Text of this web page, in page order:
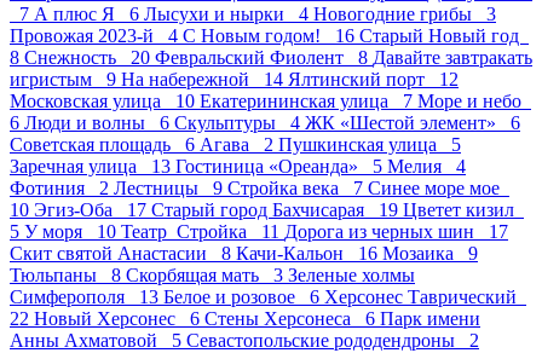
7 А плюс Я 6 Лысухи и нырки 4 Новогодние грибы 3
Провожая 2023-й 4 С Новым годом! 16 Старый Новый год
8 Снежность 20 Февральский Фиолент 8 Давайте завтракать
игристым 9 На набережной 14 Ялтинский порт 12
Московская улица 10 Екатерининская улица 7 Море и небо
6 Люди и волны 6 Скульптуры 4 ЖК «Шестой элемент» 6
Советская площадь 6 Агава 2 Пушкинская улица 5
Заречная улица 13 Гостиница «Ореанда» 5 Мелия 4
Фотиния 2 Лестницы 9 Стройка века 7 Синее море мое
10 Эгиз-Оба 17 Старый город Бахчисарая 19 Цветет кизил
5 У моря 10 Театр_Стройка 11 Дорога из черных шин 17
Скит святой Анастасии 8 Качи-Кальон 16 Мозаика 9
Тюльпаны 8 Скорбящая мать 3 Зеленые холмы
Симферополя 13 Белое и розовое 6 Херсонес Таврический
22 Новый Херсонес 6 Стены Херсонеса 6 Парк имени
Анны Ахматовой 5 Севастопольские рододендроны 2